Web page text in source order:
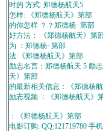
时的 方式: 郑德杨航天5
怎样: 《郑德杨航天》第部
的你怎样 ？？郑德杨· 第部
好方法： 《郑德杨航天》第
为 ：郑德杨· 第部
法:《郑德杨航天》第部
励志名言：郑德杨航天 5 励
天》第部
的最新相关信息：《郑德杨
励志视频 ：《郑德杨航天》
：《郑德杨航天》第部
电影订购: QQ:121719780 手